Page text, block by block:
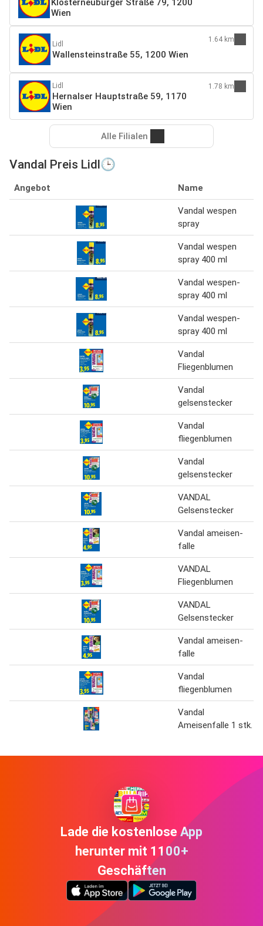
Wien
Lidl
Wallensteinstraße 55, 1200 Wien
1.64 km
Lidl
Hernalser Hauptstraße 59, 1170
Wien
1.78 km
Alle Filialen
Vandal Preis Lidl🕒
Angebot Name
Vandal wespen
spray
Vandal wespen
spray 400 ml
Vandal wespen-
spray 400 ml
Vandal wespen-
spray 400 ml
Vandal
Fliegenblumen
Vandal
gelsenstecker
Vandal
fliegenblumen
Vandal
gelsenstecker
VANDAL
Gelsenstecker
Vandal ameisen-
falle
VANDAL
Fliegenblumen
VANDAL
Gelsenstecker
Vandal ameisen-
falle
Vandal
fliegenblumen
Vandal
Ameisenfalle 1 stk.
Lade die kostenlose App
herunter mit 1100+
Geschäften